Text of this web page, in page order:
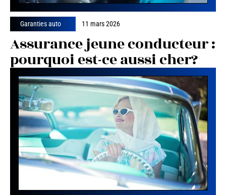
Garanties auto 11 mars 2026
Assurance jeune conducteur :
pourquoi est-ce aussi cher?